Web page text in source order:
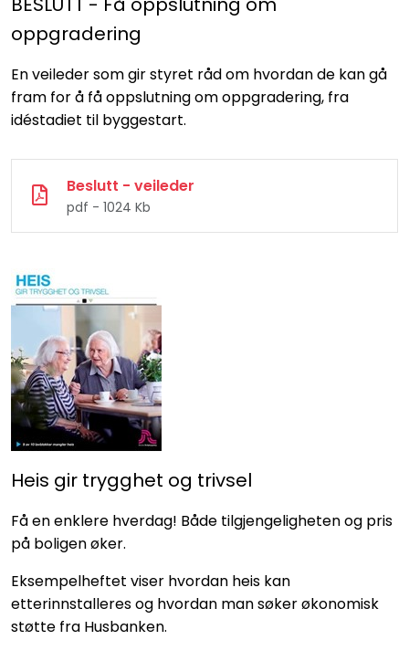
oppgradering
En veileder som gir styret råd om hvordan de kan gå
fram for å få oppslutning om oppgradering, fra
idéstadiet til byggestart.
Beslutt - veileder
pdf - 1024 Kb
Heis gir trygghet og trivsel
Få en enklere hverdag! Både tilgjengeligheten og pris
på boligen øker.
Eksempelheftet viser hvordan heis kan
etterinnstalleres og hvordan man søker økonomisk
støtte fra Husbanken.